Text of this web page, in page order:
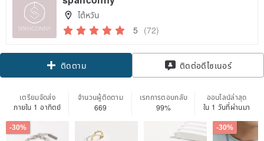
ไต้หวัน
5 (72)
Claim coupon
ติดตาม ติดต่อดีไซเนอร์
เตรียมจัดส่ง
ภายใน 1 อาทิตย์
จำนวนผู้ติดตาม
669
เรทการตอบกลับ
99%
ออนไลน์ล่าสุด
ใน 1 วันที่ผ่านมา
-30% -30%